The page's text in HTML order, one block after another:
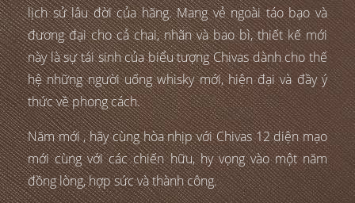
lịch sử lâu đời của hãng. Mang vẻ ngoài táo bạo và
đương đại cho cả chai, nhãn và bao bì, thiết kế mới
này là sự tái sinh của biểu tượng Chivas dành cho thế
hệ những người uống whisky mới, hiện đại và đầy ý
thức về phong cách.
Năm mới , hãy cùng hòa nhịp với Chivas 12 diện mạo
mới cùng với các chiến hữu, hy vọng vào một năm
đồng lòng, hợp sức và thành công.